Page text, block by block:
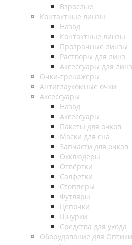
Взрослые
Контактные линзы
Назад
Контактные линзы
Прозрачные линзы
Растворы для линз
Аксессуары для линз
Очки-тренажеры
Антиглаукомные очки
Аксессуары
Назад
Аксессуары
Пакеты для очков
Маски для сна
Запчасти для очков
Окклюдеры
Отвёртки
Салфетки
Стопперы
Футляры
Цепочки
Шнурки
Средства для ухода
Оборудование для Оптики